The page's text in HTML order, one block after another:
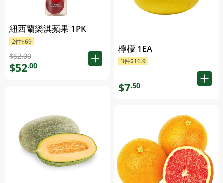
紐西蘭樂淇蘋果 1PK
2件$69
$62.00
$52.00
檸檬 1EA
3件$16.9
$7.50